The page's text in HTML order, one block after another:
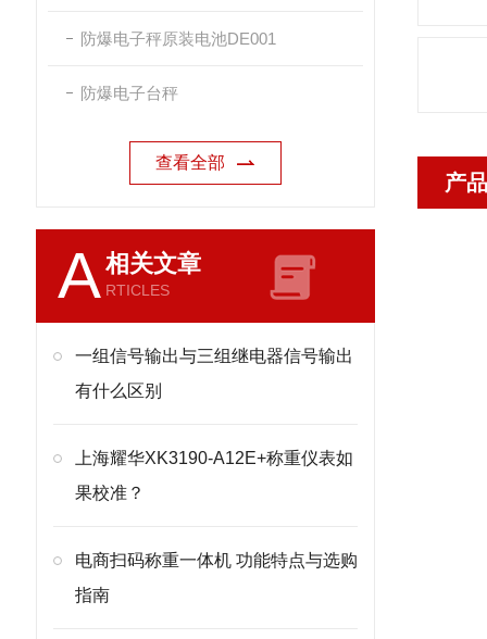
防爆电子秤原装电池DE001
防爆电子台秤
查看全部
A相关文章
RTICLES
一组信号输出与三组继电器信号输出
有什么区别
上海耀华XK3190-A12E+称重仪表如
果校准？
电商扫码称重一体机 功能特点与选购
指南
产